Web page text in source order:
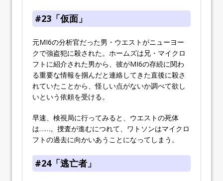
#23「仮面」
元MI6の分析官だった男・ウエストがニューヨー
クで強盗犯に殺された。ホームズは兄・マイクロ
フトに紹介された男から、彼がMI6の存続に関わ
る重要な情報を掴んだと連絡してきた直後に殺さ
れていたことから、怪しい点がないか調べて欲し
いという依頼を受ける。
早速、検視局に行ってみると、ウエストの死体
は……。捜査が進むにつれて、ワトソンはマイクロ
フトの過去に向かいあうことになってしまう。
#24「逃亡者」